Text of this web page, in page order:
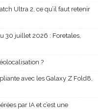
Ultra 2, ce qu’il faut retenir
30 juillet 2026 : Foretales,
?
avec les Galaxy Z Fold8,
par IA et c’est une